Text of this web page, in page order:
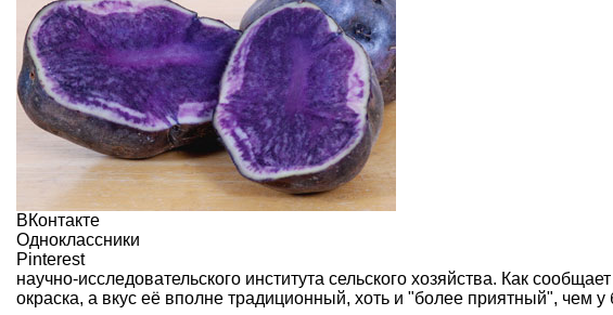
ВКонтакте
Одноклассники
Pinterest
научно-исследовательского института сельского хозяйства. Как сообщает
окраска, а вкус её вполне традиционный, хоть и "более приятный", чем